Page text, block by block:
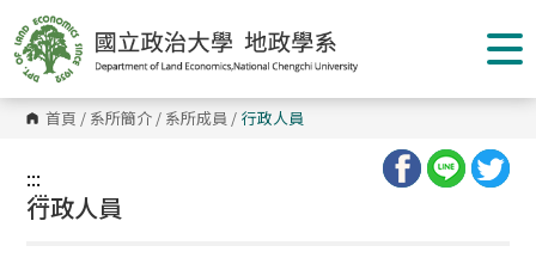
到
主
要
內
容
區 首頁 / 系所簡介 / 系所成員 / 行政人員
:::
:::
行政人員